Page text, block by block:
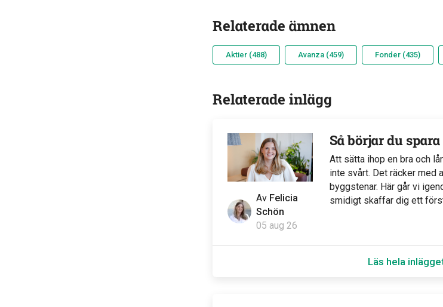
Relaterade ämnen
Aktier (488) Avanza (459) Fonder (435)
Relaterade inlägg
Av Felicia
Schön
05 aug 26
Så börjar du
Att sätta ihop en bra och
inte svårt. Det räcker med
byggstenar. Här går vi
smidigt skaffar dig ett
Läs hela